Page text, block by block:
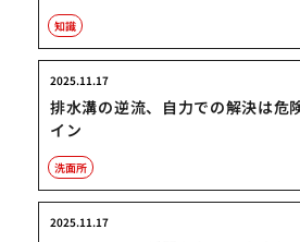
知識
排水溝の逆流、自力での解決は危
イン
2025.11.17
洗面所
2025.11.17